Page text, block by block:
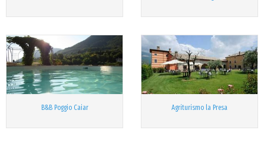
B&B Poggio Caiar Agriturismo la Presa